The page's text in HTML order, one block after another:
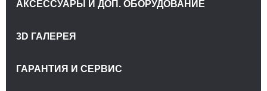
АКСЕССУАРЫ И ДОП. ОБОРУДОВАНИЕ
3D ГАЛЕРЕЯ
ГАРАНТИЯ И СЕРВИС